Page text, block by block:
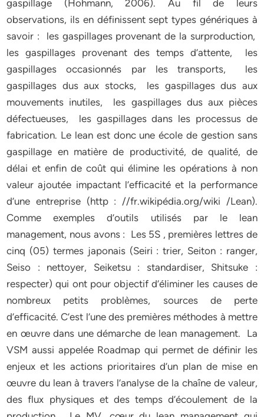
gaspillage (Hohmann, 2006). Au fil de leurs
observations, ils en définissent sept types génériques à
savoir : les gaspillages provenant de la surproduction,
les gaspillages provenant des temps d’attente, les
gaspillages occasionnés par les transports, les
gaspillages dus aux stocks, les gaspillages dus aux
mouvements inutiles, les gaspillages dus aux pièces
défectueuses, les gaspillages dans les processus de
fabrication. Le lean est donc une école de gestion sans
gaspillage en matière de productivité, de qualité, de
délai et enfin de coût qui élimine les opérations à non
valeur ajoutée impactant l’efficacité et la performance
d’une entreprise (http : //fr.wikipédia.org/wiki /Lean).
Comme exemples d’outils utilisés par le lean
management, nous avons : Les 5S , premières lettres de
cinq (05) termes japonais (Seiri : trier, Seiton : ranger,
Seiso : nettoyer, Seiketsu : standardiser, Shitsuke :
respecter) qui ont pour objectif d’éliminer les causes de
nombreux petits problèmes, sources de perte
d’efficacité. C’est l’une des premières méthodes à mettre
en œuvre dans une démarche de lean management. La
VSM aussi appelée Roadmap qui permet de définir les
enjeux et les actions prioritaires d’un plan de mise en
œuvre du lean à travers l’analyse de la chaîne de valeur,
des flux physiques et des temps d’écoulement de la